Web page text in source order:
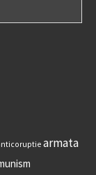
armata